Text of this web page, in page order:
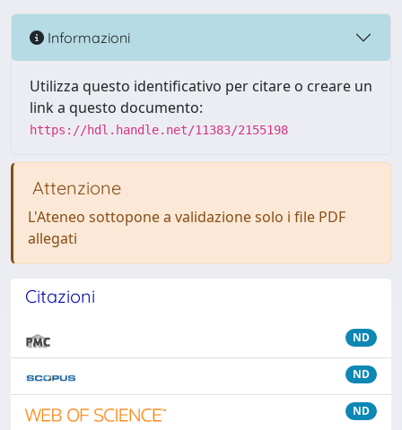
Informazioni
Utilizza questo identificativo per citare o creare un
link a questo documento:
https://hdl.handle.net/11383/2155198
Attenzione
L'Ateneo sottopone a validazione solo i file PDF
allegati
Citazioni
ND
ND
ND